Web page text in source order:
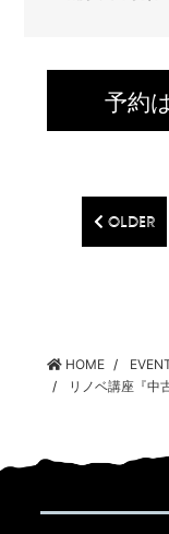
予約
OLDER
HOME
リノベ講座『中